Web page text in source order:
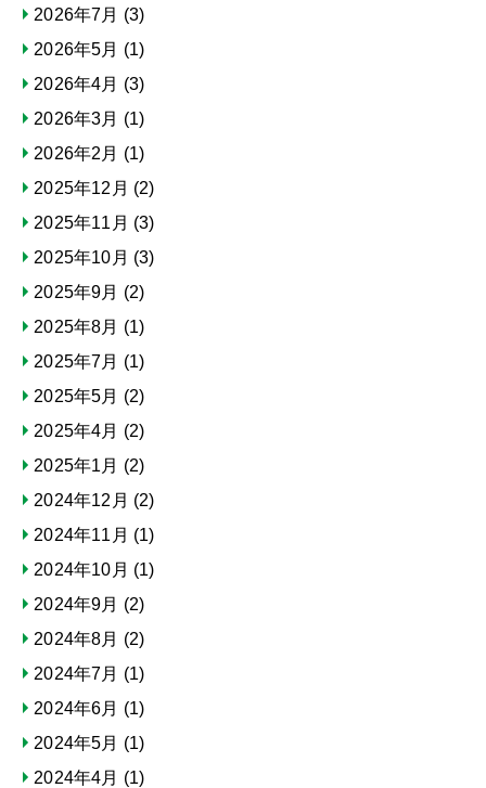
2026年7月 (3)
2026年5月 (1)
2026年4月 (3)
2026年3月 (1)
2026年2月 (1)
2025年12月 (2)
2025年11月 (3)
2025年10月 (3)
2025年9月 (2)
2025年8月 (1)
2025年7月 (1)
2025年5月 (2)
2025年4月 (2)
2025年1月 (2)
2024年12月 (2)
2024年11月 (1)
2024年10月 (1)
2024年9月 (2)
2024年8月 (2)
2024年7月 (1)
2024年6月 (1)
2024年5月 (1)
2024年4月 (1)